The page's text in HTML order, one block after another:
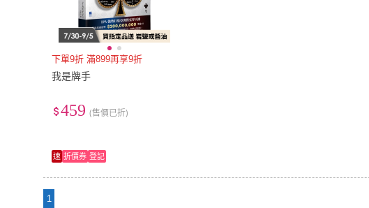
下單9折 滿899再享9折
我是牌手
459 (售價已折)
速 折價券 登記
1